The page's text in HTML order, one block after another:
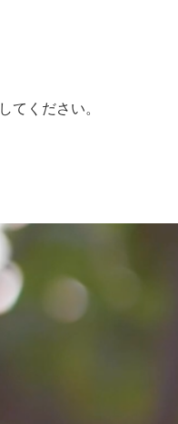
してください。